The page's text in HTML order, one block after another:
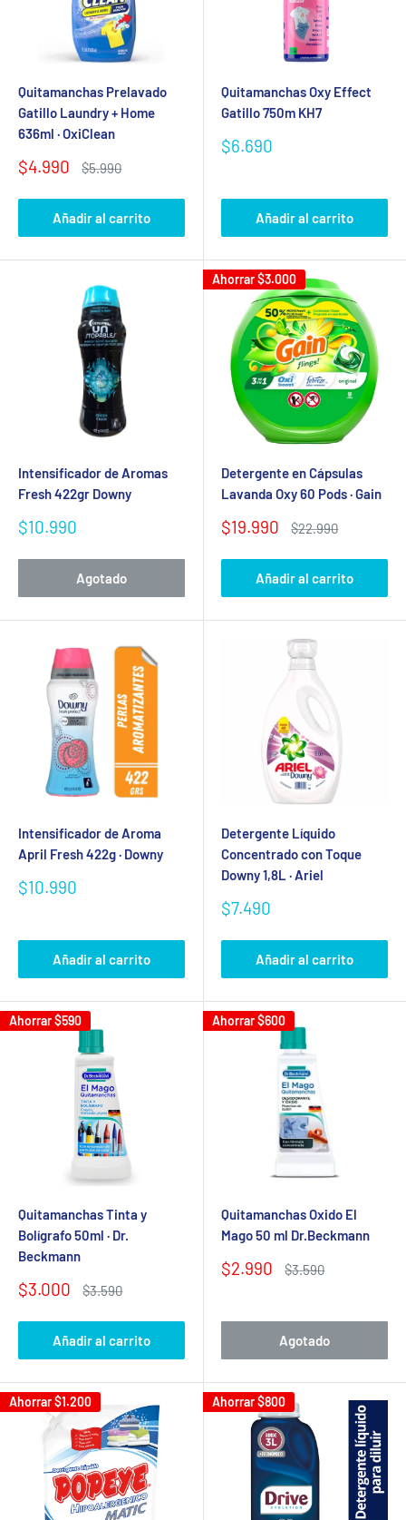
Quitamanchas Prelavado
Gatillo Laundry + Home
636ml · OxiClean
Precio
venta
$4.990
Precio
$5.990
Añadir al carrito
Quitamanchas Oxy Effect
Gatillo 750m KH7
Precio
$6.690
Añadir al carrito
Intensificador de Aromas
Fresh 422gr Downy
Precio
venta
$10.990
Agotado
Ahorrar$3.000
Detergente en Cápsulas
Lavanda Oxy 60 Pods · Gain
Precio
venta
$19.990
Precio
$22.990
Añadir al carrito
Intensificador de Aroma
April Fresh 422g · Downy
Precio
$10.990
Añadir al carrito
Detergente Líquido
Concentrado con Toque
Downy 1,8L · Ariel
Precio
venta
$7.490
Añadir al carrito
Ahorrar$590
Quitamanchas Tinta y
Bolígrafo 50ml · Dr.
Beckmann
Precio
venta
$3.000
Precio
$3.590
Añadir al carrito
Ahorrar$600
Quitamanchas Oxido El
Mago 50 ml Dr.Beckmann
Precio
$2.990
Precio
$3.590
Agotado
Ahorrar$1.200 Ahorrar$800
Se requiere iniciar sesión
Inicie sesión en su cuenta para agregar productos a su
lista de deseos y ver los artículos guardados
anteriormente.